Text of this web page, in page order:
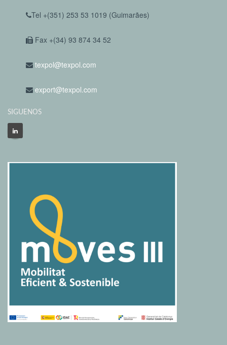
Tel +(351) 253 53 1019 (Guimarães)
Fax +(34) 93 874 34 52
texpol@texpol.com
export@texpol.com
SIGUENOS